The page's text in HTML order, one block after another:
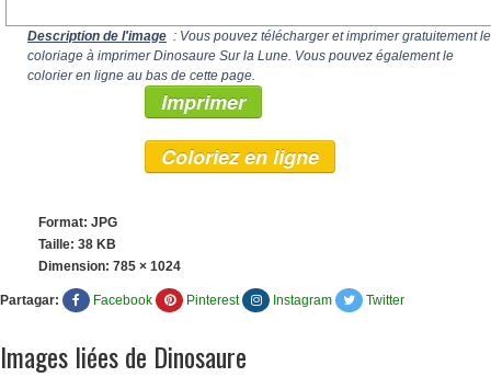
Description de l'image : Vous pouvez télécharger et imprimer gratuitement le
coloriage à imprimer Dinosaure Sur la Lune. Vous pouvez également le
colorier en ligne au bas de cette page.
Imprimer
Coloriez en ligne
Format: JPG
Taille: 38 KB
Dimension: 785 × 1024
Partagar: Facebook Pinterest Instagram Twitter
Images liées de Dinosaure